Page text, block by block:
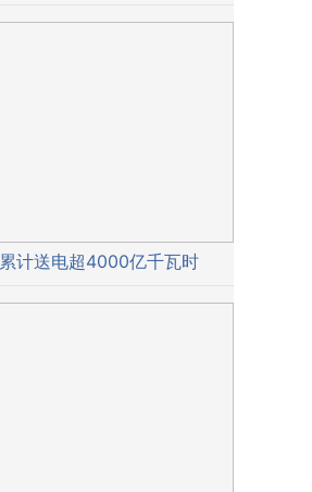
计送电超4000亿千瓦时